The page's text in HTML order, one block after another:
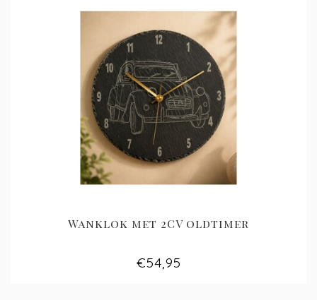
Wanklok met 2CV oldtimer
€54,95